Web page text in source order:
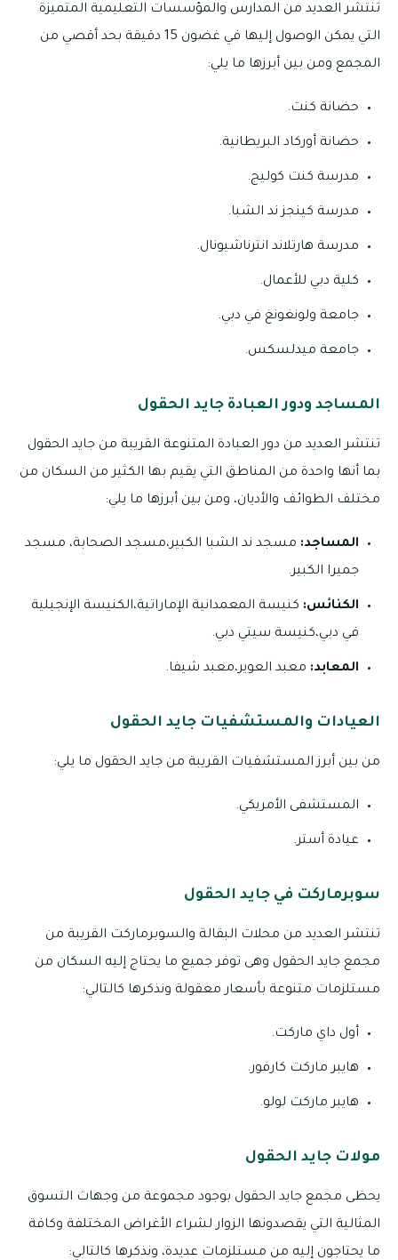
تنتشر العديد من المدارس والمؤسسات التعليمية المتميزة
التي يمكن الوصول إليها في غضون 15 دقيقة بحد أقصي من
المجمع ومن بين أبرزها ما يلي:
حضانة كنت.
حضانة أوركاد البريطانية.
مدرسة كنت كوليج.
مدرسة كينجز ند الشبا.
مدرسة هارتلاند انترناشيونال.
كلية دبي للأعمال.
جامعة ولونغونغ في دبي.
جامعة ميدلسكس.
المساجد ودور العبادة جايد الحقول
تنتشر العديد من دور العبادة المتنوعة القريبة من جايد الحقول
بما أنها واحدة من المناطق التي يقيم بها الكثير من السكان من
مختلف الطوائف والأديان، ومن بين أبرزها ما يلي:
المساجد: مسجد ند الشبا الكبير،مسجد الصحابة، مسجد
جميرا الكبير.
الكنائس: كنيسة المعمدانية الإماراتية،الكنيسة الإنجيلية
في دبي،كنيسة سيتي دبي.
المعابد: معبد العوير،معبد شيفا.
العيادات والمستشفيات جايد الحقول
من بين أبرز المستشفيات القريبة من جايد الحقول ما يلي:
المستشفى الأمريكي.
عيادة أستر.
سوبرماركت في جايد الحقول
تنتشر العديد من محلات البقالة والسوبرماركت القريبة من
مجمع جايد الحقول وهى توفر جميع ما يحتاج إليه السكان من
مستلزمات متنوعة بأسعار معقولة ونذكرها كالتالي:
أول داي ماركت.
هايبر ماركت كارفور.
هايبر ماركت لولو.
مولات جايد الحقول
يحظى مجمع جايد الحقول بوجود مجموعة من وجهات التسوق
المثالية التي يقصدونها الزوار لشراء الأغراض المختلفة وكافة
ما يحتاجون إليه من مستلزمات عديدة، ونذكرها كالتالي: